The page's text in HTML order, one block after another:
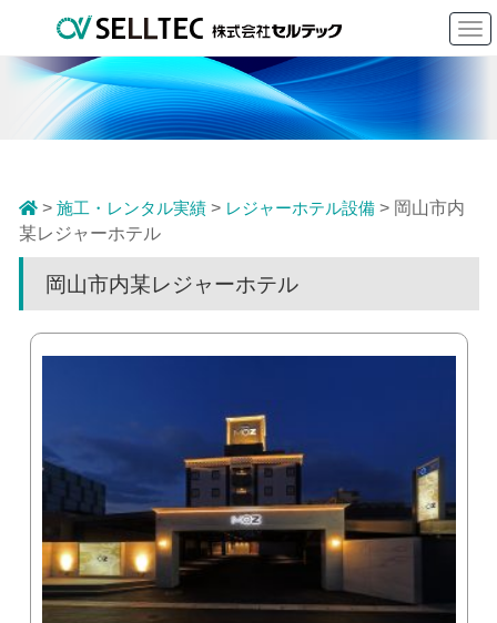
> 施工・レンタル実績 > レジャーホテル設備 > 岡山市内
某レジャーホテル
岡山市内某レジャーホテル